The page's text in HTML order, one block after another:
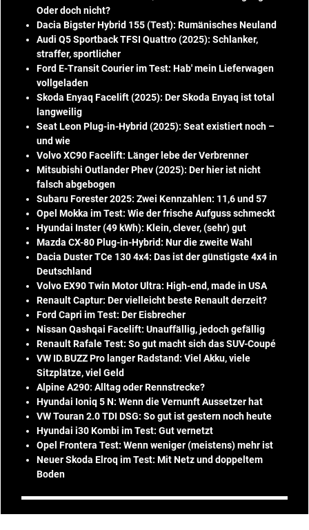
Oder doch nicht?
Dacia Bigster Hybrid 155 (Test): Rumänisches Neuland
Audi Q5 Sportback TFSI Quattro (2025): Schlanker,
straffer, sportlicher
Ford E-Transit Courier im Test: Hab' mein Lieferwagen
vollgeladen
Skoda Enyaq Facelift (2025): Der Skoda Enyaq ist total
langweilig
Seat Leon Plug-in-Hybrid (2025): Seat existiert noch –
und wie
Volvo XC90 Facelift: Länger lebe der Verbrenner
Mitsubishi Outlander Phev (2025): Der hier ist nicht
falsch abgebogen
Subaru Forester 2025: Zwei Kennzahlen: 11,6 und 57
Opel Mokka im Test: Wie der frische Aufguss schmeckt
Hyundai Inster (49 kWh): Klein, clever, (sehr) gut
Mazda CX-80 Plug-in-Hybrid: Nur die zweite Wahl
Dacia Duster TCe 130 4x4: Das ist der günstigste 4x4 in
Deutschland
Volvo EX90 Twin Motor Ultra: High-end, made in USA
Renault Captur: Der vielleicht beste Renault derzeit?
Ford Capri im Test: Der Eisbrecher
Nissan Qashqai Facelift: Unauffällig, jedoch gefällig
Renault Rafale Test: So gut macht sich das SUV-Coupé
VW ID.BUZZ Pro langer Radstand: Viel Akku, viele
Sitzplätze, viel Geld
Alpine A290: Alltag oder Rennstrecke?
Hyundai Ioniq 5 N: Wenn die Vernunft Aussetzer hat
VW Touran 2.0 TDI DSG: So gut ist gestern noch heute
Hyundai i30 Kombi im Test: Gut vernetzt
Opel Frontera Test: Wenn weniger (meistens) mehr ist
Neuer Skoda Elroq im Test: Mit Netz und doppeltem
Boden